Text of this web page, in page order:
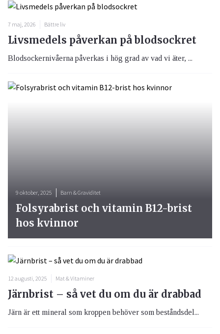
7 maj, 2026 Bättre liv
Livsmedels påverkan på blodsockret
Blodsockernivåerna påverkas i hög grad av vad vi äter, ...
9 oktober, 2025 Barn & Graviditet
Folsyrabrist och vitamin B12-brist
hos kvinnor
12 augusti, 2025 Mat & Vitaminer
Järnbrist – så vet du om du är drabbad
Järn är ett mineral som kroppen behöver som beståndsdel...